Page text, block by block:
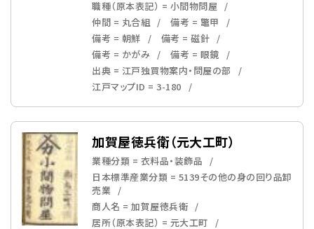
職種（原本表記） = 小間物問屋
仲間 = 丸合組
備考 = 鼈甲
備考 = 朝鮮
備考 = 磁針
備考 = かがみ
備考 = 眼鏡
出典 = 江戸独買物案内・問屋の部
江戸マップID = 3-180
加賀屋徳兵衛（元大工町）
業種分類 = 衣料品・装飾品
日本標準産業分類 = 5139その他の身の回り品卸
売業
商人名 = 加賀屋徳兵衛
居所（原本表記） = 元大工町